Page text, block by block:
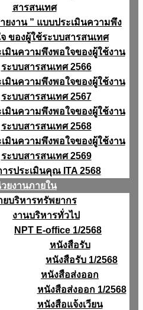
สารสนเทศ
ยงาน ” แบบประเมินความพึง
ของผู้ใช้ระบบสารสนเทศ
มินความพึงพอใจของผู้ใช้งาน
ระบบสารสนเทศ 2566
มินความพึงพอใจของผู้ใช้งาน
ระบบสารสนเทศ 2567
มินความพึงพอใจของผู้ใช้งาน
ระบบสารสนเทศ 2568
มินความพึงพอใจของผู้ใช้งาน
ระบบสารสนเทศ 2569
รประเมินคุณ ITA 2568
ยงานภายใน
ยบริหารทรัพยากร
งานบริหารทั่วไป
NPT E-office 1/2568
หนังสือรับ
หนังสือรับ 1/2568
หนังสือส่งออก
หนังสือส่งออก 1/2568
หนังสือแจ้งเวียน